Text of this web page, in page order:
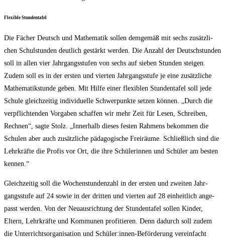
Fle­xi­ble Stundentafel
Die Fächer Deutsch und Mathe­ma­tik sol­len dem­ge­mäß mit sechs zusätz­li­
chen Schul­stun­den deut­lich gestärkt wer­den. Die Anzahl der Deutsch­stun­den
soll in allen vier Jahr­gangs­stu­fen von sechs auf sie­ben Stun­den stei­gen.
Zudem soll es in der ers­ten und vier­ten Jahr­gangs­stu­fe je eine zusätz­li­che
Mathe­ma­tik­stun­de geben. Mit Hil­fe einer fle­xi­blen Stun­den­ta­fel soll jede
Schu­le gleich­zei­tig indi­vi­du­el­le Schwer­punk­te set­zen kön­nen. „Durch die
ver­pflich­ten­den Vor­ga­ben schaf­fen wir mehr Zeit für Lesen, Schrei­ben,
Rech­nen“, sag­te Stolz. „Inner­halb die­ses fes­ten Rah­mens bekom­men die
Schu­len aber auch zusätz­li­che päd­ago­gi­sche Frei­räu­me. Schließ­lich sind die
Lehr­kräf­te die Pro­fis vor Ort, die ihre Schü­le­rin­nen und Schü­ler am bes­ten
kennen.“
Gleich­zei­tig soll die Wochen­stun­den­zahl in der ers­ten und zwei­ten Jahr­
gangs­stu­fe auf 24 sowie in der drit­ten und vier­ten auf 28 ein­heit­lich ange­
passt wer­den. Von der Neu­aus­rich­tung der Stun­den­ta­fel sol­len Kin­der,
Eltern, Lehr­kräf­te und Kom­mu­nen pro­fi­tie­ren. Denn dadurch soll zudem
die Unter­richts­or­ga­ni­sa­ti­on und Schüler:innen-Beförderung ver­ein­facht